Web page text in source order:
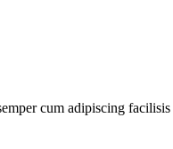
cum adipiscing